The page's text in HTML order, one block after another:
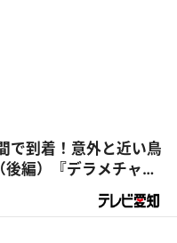
で到着！意外と近い鳥
編）『デラメチャ気